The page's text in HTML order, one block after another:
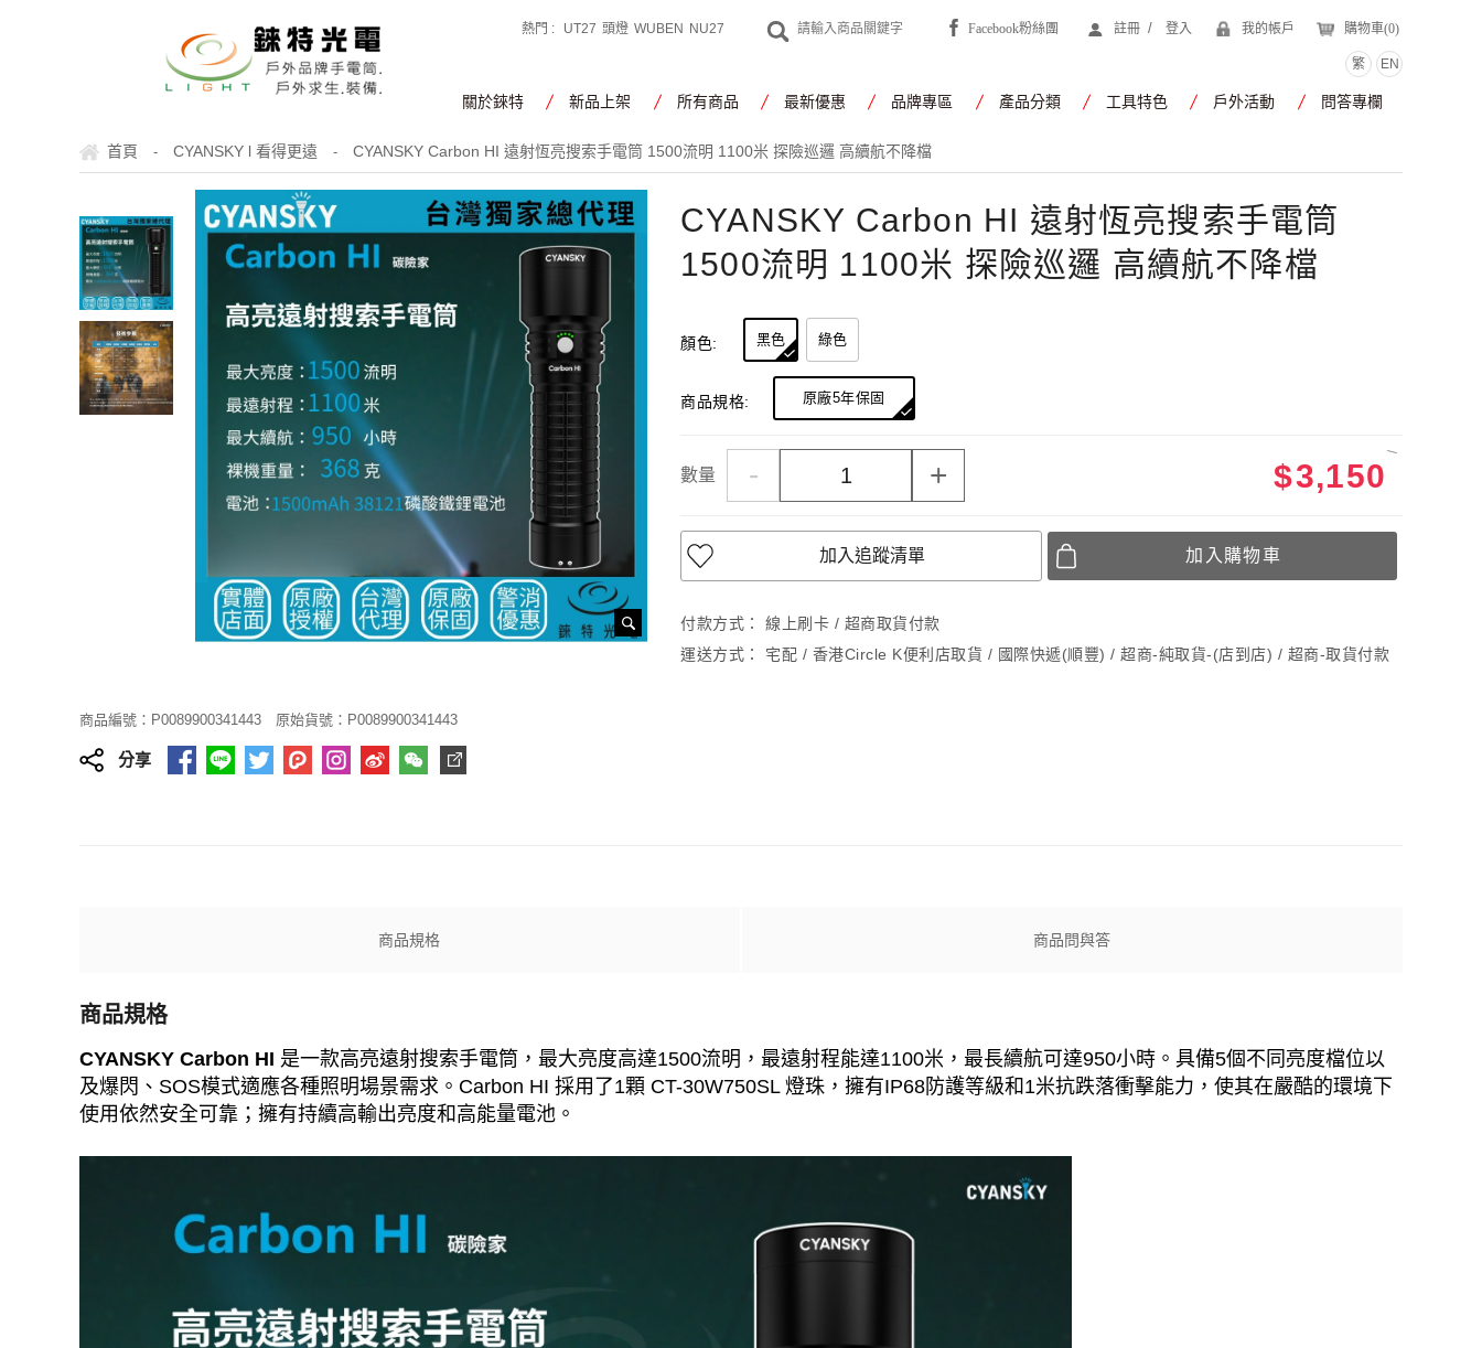
熱門 : UT27 頭燈 WUBEN NU27 Facebook粉絲團 註冊 / 登入 我的帳戶 購物車(0)
繁 EN
關於錸特 新品上架 所有商品 最新優惠 品牌專區 產品分類 工具特色 戶外活動 問答專欄
首頁 - CYANSKY l 看得更遠 - CYANSKY Carbon HI 遠射恆亮搜索手電筒 1500流明 1100米 探險巡邏 高續航不降檔
商品編號：P0089900341443 原始貨號：P0089900341443
分享
CYANSKY Carbon HI 遠射恆亮搜索手電筒
1500流明 1100米 探險巡邏 高續航不降檔
顏色: 黑色 綠色
商品規格: 原廠5年保固
數量 - + $3,150
加入追蹤清單 加入購物車
付款方式：
線上刷卡 / 超商取貨付款
運送方式：
宅配 / 香港Circle K便利店取貨 / 國際快遞(順豐) / 超商-純取貨-(店到店) / 超商-取貨付款
商品規格 商品問與答
商品規格
CYANSKY Carbon HI 是一款高亮遠射搜索手電筒，最大亮度高達1500流明，最遠射程能達1100米，最長續航可達950小時。具備5個不同亮度檔位以
及爆閃、SOS模式適應各種照明場景需求。Carbon HI 採用了1顆 CT-30W750SL 燈珠，擁有IP68防護等級和1米抗跌落衝擊能力，使其在嚴酷的環境下
使用依然安全可靠；擁有持續高輸出亮度和高能量電池。